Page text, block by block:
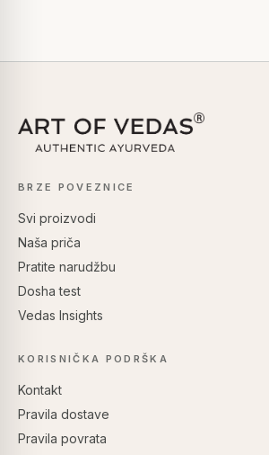
BRZE POVEZNICE
Svi proizvodi
Naša priča
Pratite narudžbu
Dosha test
Vedas Insights
KORISNIČKA PODRŠKA
Kontakt
Pravila dostave
Pravila povrata